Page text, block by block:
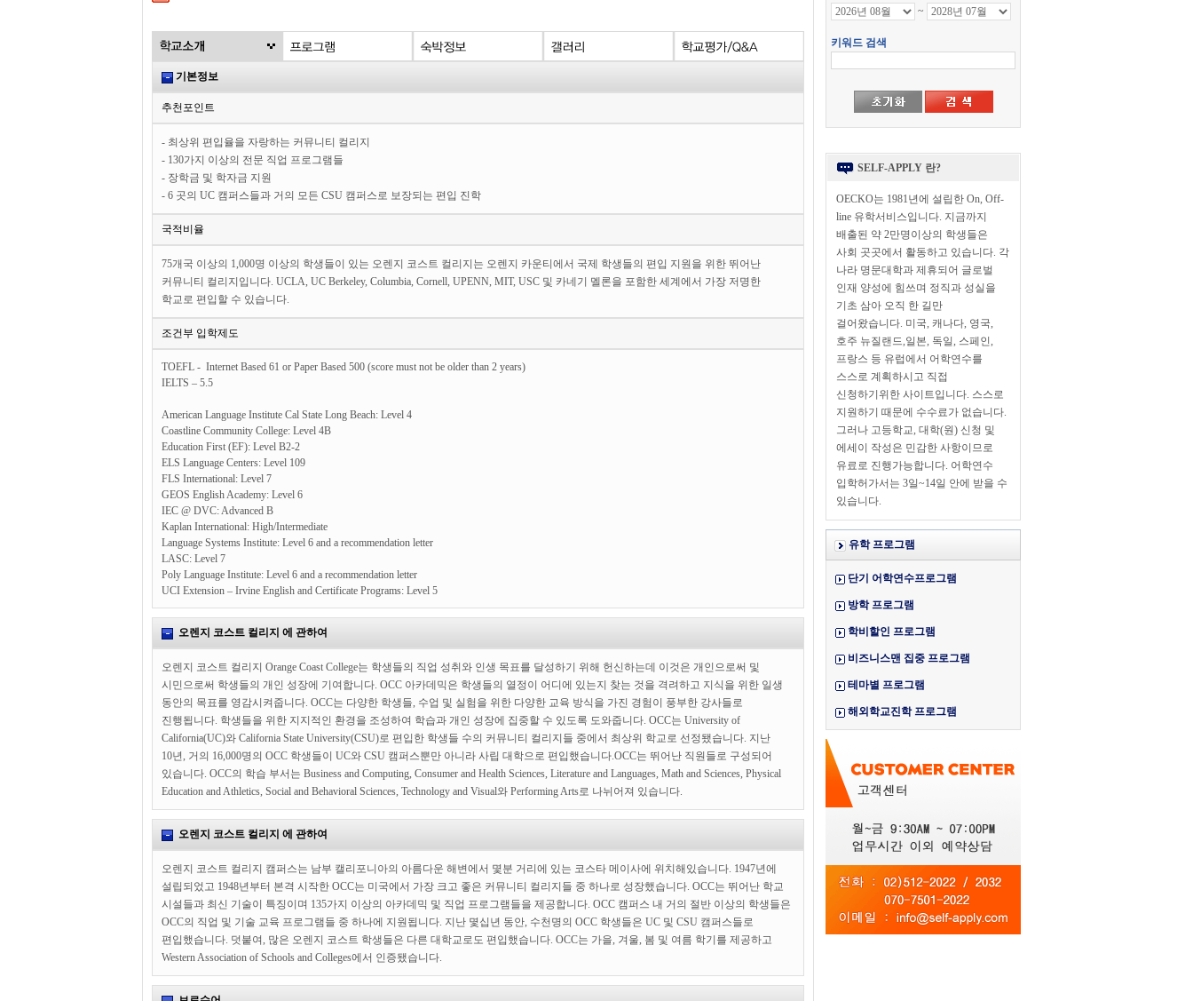
기본정보
추천포인트
- 최상위 편입율을 자랑하는 커뮤니티 컬리지
- 130가지 이상의 전문 직업 프로그램들
- 장학금 및 학자금 지원
- 6 곳의 UC 캠퍼스들과 거의 모든 CSU 캠퍼스로 보장되는 편입 진학
국적비율
75개국 이상의 1,000명 이상의 학생들이 있는 오렌지 코스트 컬리지는 오렌지 카운티에서 국제 학생들의 편입 지원을 위한 뛰어난
커뮤니티 컬리지입니다. UCLA, UC Berkeley, Columbia, Cornell, UPENN, MIT, USC 및 카네기 멜론을 포함한 세계에서 가장 저명한
학교로 편입할 수 있습니다.
조건부 입학제도
TOEFL - Internet Based 61 or Paper Based 500 (score must not be older than 2 years)
IELTS – 5.5
American Language Institute Cal State Long Beach: Level 4
Coastline Community College: Level 4B
Education First (EF): Level B2-2
ELS Language Centers: Level 109
FLS International: Level 7
GEOS English Academy: Level 6
IEC @ DVC: Advanced B
Kaplan International: High/Intermediate
Language Systems Institute: Level 6 and a recommendation letter
LASC: Level 7
Poly Language Institute: Level 6 and a recommendation letter
UCI Extension – Irvine English and Certificate Programs: Level 5
오렌지 코스트 컬리지 에 관하여
오렌지 코스트 컬리지 Orange Coast College는 학생들의 직업 성취와 인생 목표를 달성하기 위해 헌신하는데 이것은 개인으로써 및
시민으로써 학생들의 개인 성장에 기여합니다. OCC 아카데믹은 학생들의 열정이 어디에 있는지 찾는 것을 격려하고 지식을 위한 일생
동안의 목표를 영감시켜줍니다. OCC는 다양한 학생들, 수업 및 실험을 위한 다양한 교육 방식을 가진 경험이 풍부한 강사들로
진행됩니다. 학생들을 위한 지지적인 환경을 조성하여 학습과 개인 성장에 집중할 수 있도록 도와줍니다. OCC는 University of
California(UC)와 California State University(CSU)로 편입한 학생들 수의 커뮤니티 컬리지들 중에서 최상위 학교로 선정됐습니다. 지난
10년, 거의 16,000명의 OCC 학생들이 UC와 CSU 캠퍼스뿐만 아니라 사립 대학으로 편입했습니다.OCC는 뛰어난 직원들로 구성되어
있습니다. OCC의 학습 부서는 Business and Computing, Consumer and Health Sciences, Literature and Languages, Math and Sciences, Physical
Education and Athletics, Social and Behavioral Sciences, Technology and Visual와 Performing Arts로 나뉘어져 있습니다.
오렌지 코스트 컬리지 에 관하여
오렌지 코스트 컬리지 캠퍼스는 남부 캘리포니아의 아름다운 해변에서 몇분 거리에 있는 코스타 메이사에 위치해있습니다. 1947년에
설립되었고 1948년부터 본격 시작한 OCC는 미국에서 가장 크고 좋은 커뮤니티 컬리지들 중 하나로 성장했습니다. OCC는 뛰어난 학교
시설들과 최신 기술이 특징이며 135가지 이상의 아카데믹 및 직업 프로그램들을 제공합니다. OCC 캠퍼스 내 거의 절반 이상의 학생들은
OCC의 직업 및 기술 교육 프로그램들 중 하나에 지원됩니다. 지난 몇십년 동안, 수천명의 OCC 학생들은 UC 및 CSU 캠퍼스들로
편입했습니다. 덧붙여, 많은 오렌지 코스트 학생들은 다른 대학교로도 편입했습니다. OCC는 가을, 겨울, 봄 및 여름 학기를 제공하고
Western Association of Schools and Colleges에서 인증됐습니다.
SELF-APPLY 란?
OECKO는 1981년에 설립한 On, Off-
line 유학서비스입니다. 지금까지
배출된 약 2만명이상의 학생들은
사회 곳곳에서 활동하고 있습니다. 각
나라 명문대학과 제휴되어 글로벌
인재 양성에 힘쓰며 정직과 성실을
기초 삼아 오직 한 길만
걸어왔습니다. 미국, 캐나다, 영국,
호주 뉴질랜드,일본, 독일, 스페인,
프랑스 등 유럽에서 어학연수를
스스로 계획하시고 직접
신청하기위한 사이트입니다. 스스로
지원하기 때문에 수수료가 없습니다.
그러나 고등학교, 대학(원) 신청 및
에세이 작성은 민감한 사항이므로
유료로 진행가능합니다. 어학연수
입학허가서는 3일~14일 안에 받을 수
있습니다.
유학 프로그램
단기 어학연수프로그램
방학 프로그램
학비할인 프로그램
비즈니스맨 집중 프로그램
테마별 프로그램
해외학교진학 프로그램